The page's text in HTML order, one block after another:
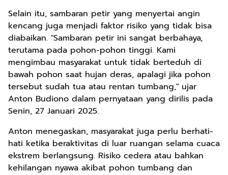
Selain itu, sambaran petir yang menyertai angin
kencang juga menjadi faktor risiko yang tidak bisa
diabaikan. "Sambaran petir ini sangat berbahaya,
terutama pada pohon-pohon tinggi. Kami
mengimbau masyarakat untuk tidak berteduh di
bawah pohon saat hujan deras, apalagi jika pohon
tersebut sudah tua atau rentan tumbang," ujar
Anton Budiono dalam pernyataan yang dirilis pada
Senin, 27 Januari 2025.
Anton menegaskan, masyarakat juga perlu berhati-
hati ketika beraktivitas di luar ruangan selama cuaca
ekstrem berlangsung. Risiko cedera atau bahkan
kehilangan nyawa akibat pohon tumbang dan